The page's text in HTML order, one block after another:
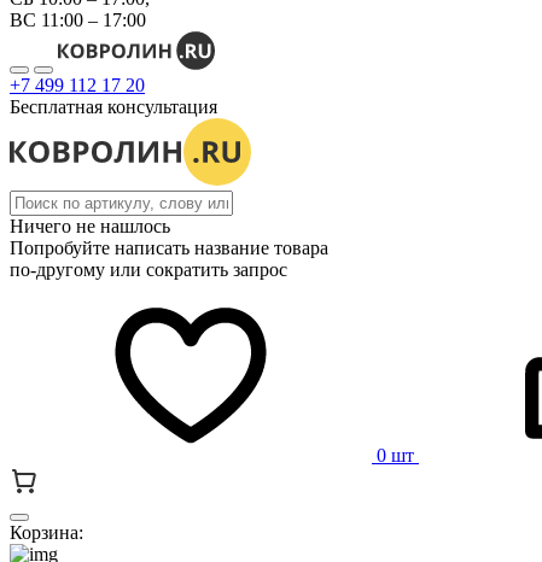
ВС 11:00 – 17:00
+7 499 112 17 20
Бесплатная консультация
Ничего не нашлось
Попробуйте написать название товара
по-другому или сократить запрос
0 шт
Корзина: